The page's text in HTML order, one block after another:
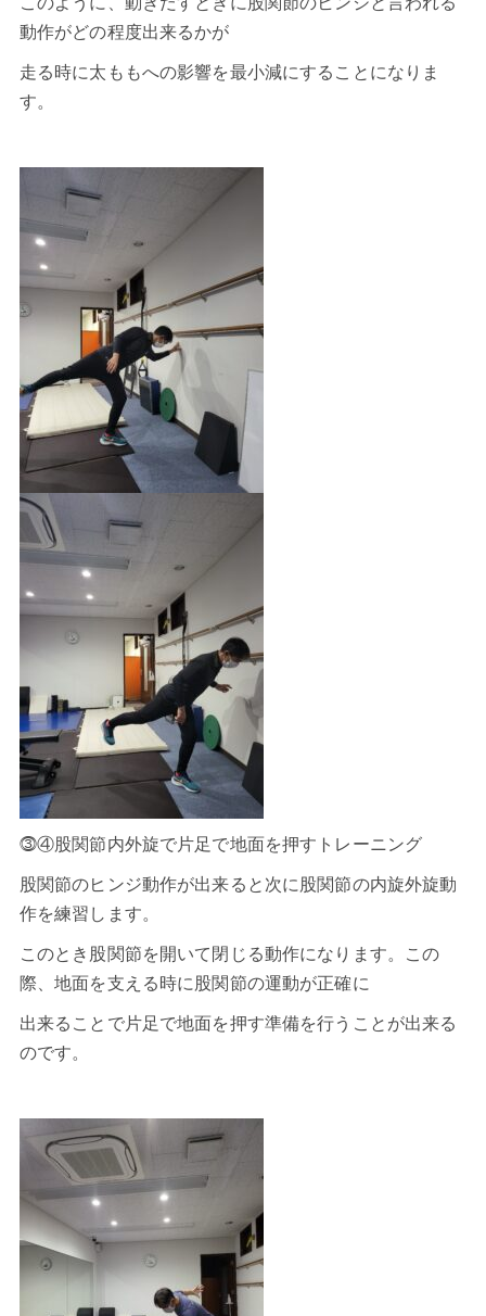
動作がどの程度出来るかが
走る時に太ももへの影響を最小減にすることになりま
す。
⓷④股関節内外旋で片足で地面を押すトレーニング
股関節のヒンジ動作が出来ると次に股関節の内旋外旋動
作を練習します。
このとき股関節を開いて閉じる動作になります。この
際、地面を支える時に股関節の運動が正確に
出来ることで片足で地面を押す準備を行うことが出来る
のです。